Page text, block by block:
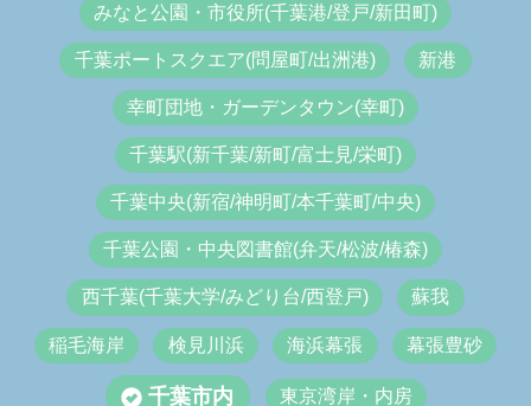
みなと公園・市役所(千葉港/登戸/新田町)
千葉ポートスクエア(問屋町/出洲港) 新港
幸町団地・ガーデンタウン(幸町)
千葉駅(新千葉/新町/富士見/栄町)
千葉中央(新宿/神明町/本千葉町/中央)
千葉公園・中央図書館(弁天/松波/椿森)
西千葉(千葉大学/みどり台/西登戸) 蘇我
稲毛海岸 検見川浜 海浜幕張 幕張豊砂
千葉市内 東京湾岸・内房